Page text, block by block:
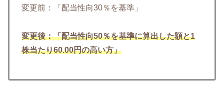
変更前：「配当性向30％を基準」
変更後：「配当性向50％を基準に算出した額と1
株当たり60.00円の高い方」